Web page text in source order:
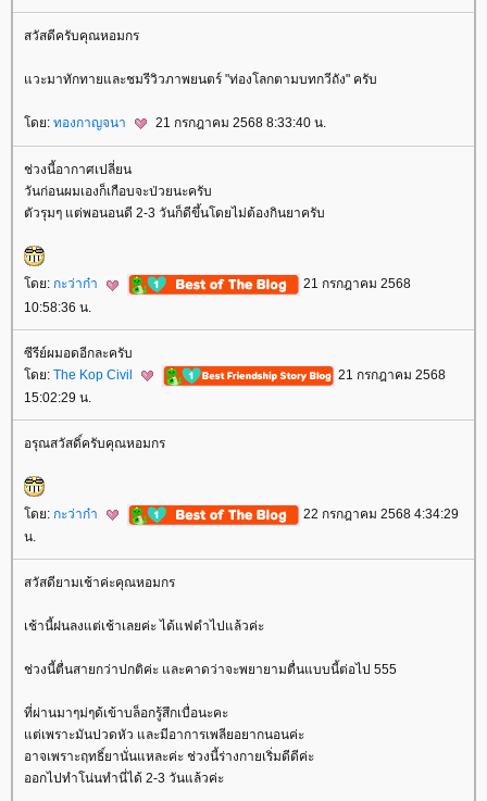
สวัสดีครับคุณหอมกร
วะมาทักทายและชมรีวิวภาพยนตร์ "ท่องโลกตามบทกวีถัง" ครับ
ดย: ทองกาญจนา 21 กรกฎาคม 2568 8:33:40 น.
ช่วงนี้อากาศเปลี่ยน
วันก่อนผมเองก็เกือบจะป่วยนะครับ
ตัวรุมๆ แต่พอนอนดี 2-3 วันก็ดีขึ้นโดยไม่ต้องกินยาครับ
ดย: กะว่าก๋า
21 กรกฎาคม 2568
10:58:36 น.
ซีรีย์ผมอดอีกละครับ
ดย: The Kop Civil
21 กรกฎาคม 2568
15:02:29 น.
อรุณสวัสดิ์ครับคุณหอมกร
ดย: กะว่าก๋า
22 กรกฎาคม 2568 4:34:29
น.
สวัสดียามเช้าค่ะคุณหอมกร
เช้านี้ฝนลงแต่เช้าเลยค่ะ ได้แฟดำไปแล้วค่ะ
ช่วงนี้ตื่นสายกว่าปกติค่ะ และคาดว่าจะพยายามตื่นแบบนี้ต่อไป 555
ที่ผ่านมาๆม่ๆด้เข้าบล็อกรู้สึกเบื่อนะคะ
ต่เพราะมันปวดหัว และมีอาการเพลียอยากนอนค่ะ
อาจเพราะฤทธิ์ยานั่นแหละค่ะ ช่วงนี้ร่างกายเริ่มดีดีค่ะ
ออกไปทำโน่นทำนี่ได้ 2-3 วันแล้วค่ะ